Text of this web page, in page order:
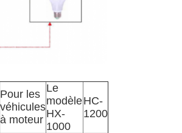
Pour les
véhicules
à moteur
Le
modèle
HX-
1000
HC-
1200